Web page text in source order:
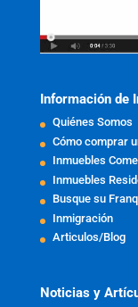
Información de
Quiénes Somos
Cómo comprar
Inmuebles
Inmuebles
Busque su
Inmigración
Articulos/Blog
Noticias y